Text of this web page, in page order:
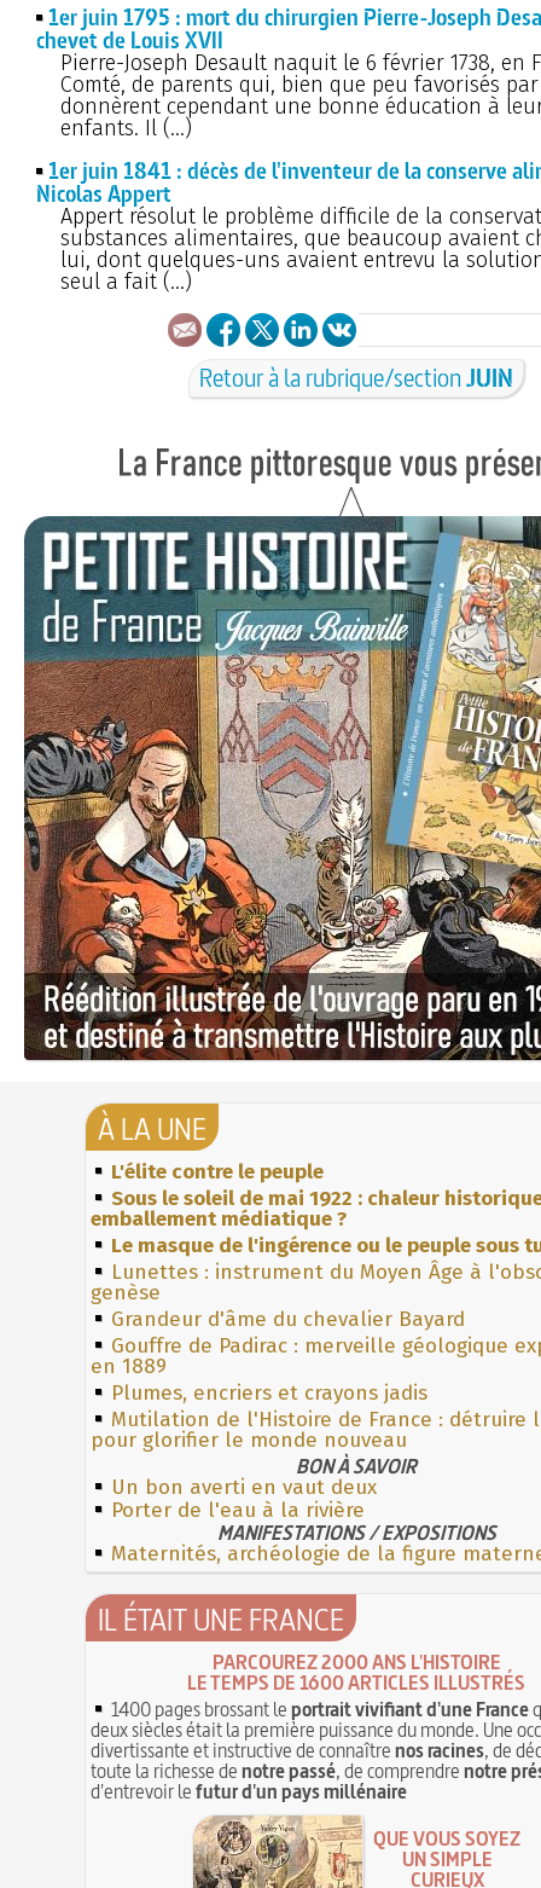
1er juin 1795 : mort du chirurgien Pierre-Joseph
chevet de Louis XVII
Pierre-Joseph Desault naquit le 6 février 1738, en
Comté, de parents qui, bien que peu favorisés
donnèrent cependant une bonne éducation à
enfants. Il (…)
1er juin 1841 : décès de l'inventeur de la conserve
Nicolas Appert
Appert résolut le problème difficile de la
substances alimentaires, que beaucoup avaient
lui, dont quelques-uns avaient entrevu la
seul a fait (…)
Retour à la rubrique/sectionJUIN
À LA UNE
L'élite contre le peuple
Sous le soleil de mai 1922 : chaleur
emballement médiatique ?
Le masque de l'ingérence ou le peuple sous
Lunettes : instrument du Moyen Âge à
genèse
Grandeur d'âme du chevalier Bayard
Gouffre de Padirac : merveille géologique
en 1889
Plumes, encriers et crayons jadis
Mutilation de l'Histoire de France : détruire
pour glorifier le monde nouveau
BON À SAVOIR
Un bon averti en vaut deux
Porter de l'eau à la rivière
MANIFESTATIONS / EXPOSITIONS
Maternités, archéologie de la figure
IL ÉTAIT UNE FRANCE
PARCOUREZ 2000 ANS L'HISTOIRE
LE TEMPS DE 1600 ARTICLES ILLUSTRÉS
1400 pages brossant leportrait vivifiant d'une France
deux siècles était la première puissance du monde. Une
divertissante et instructive de connaîtrenos racines, de
toute la richesse denotre passé, de comprendrenotre
d'entrevoir lefutur d'un pays millénaire
QUE VOUS SOYEZ
UN SIMPLE
CURIEUX